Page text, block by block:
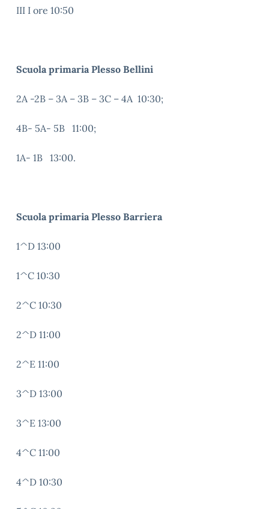
III I ore 10:50
Scuola primaria Plesso Bellini
2A -2B – 3A – 3B – 3C – 4A 10:30;
4B- 5A- 5B 11:00;
1A- 1B 13:00.
Scuola primaria Plesso Barriera
1^D 13:00
1^C 10:30
2^C 10:30
2^D 11:00
2^E 11:00
3^D 13:00
3^E 13:00
4^C 11:00
4^D 10:30